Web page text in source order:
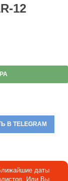
12
В TELEGRAM
даты
Или Вы